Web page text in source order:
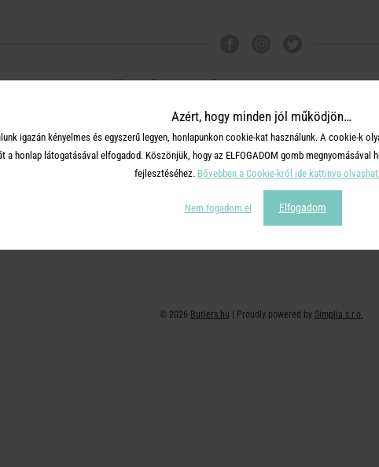
ÜGYFÉLSZOLGÁLAT
+36 30 726 9588 ( H-P: 10-16 )
webshop@butlers.hu
A
© 2026 Butlers.hu | Proudly powered by Simplia s.r.o.
Azért, hogy minden jól működjön…
igazán kényelmes és egyszerű legyen, honlapunkon cookie-kat használunk. A cookie-k
a honlap látogatásával elfogadod. Köszönjük, hogy az ELFOGADOM gomb
fejlesztéséhez. Bővebben a Cookie-król ide kattinva
Nem fogadom el Elfogadom